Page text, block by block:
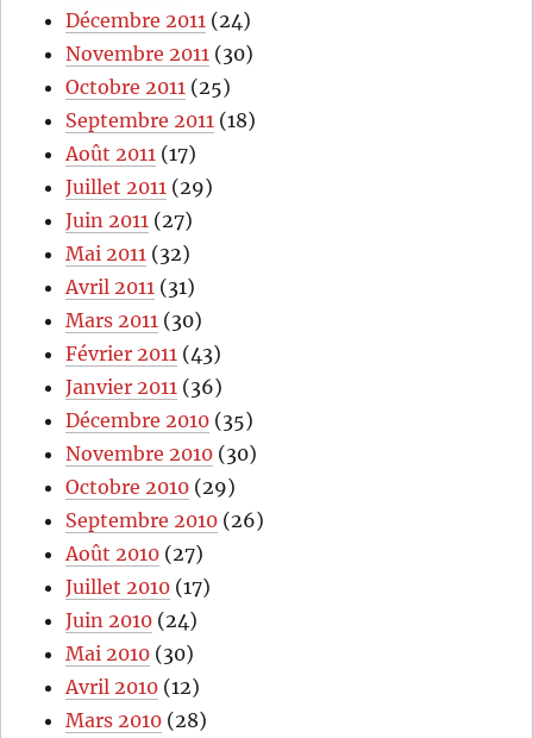
Décembre 2011 (24)
Novembre 2011 (30)
Octobre 2011 (25)
Septembre 2011 (18)
Août 2011 (17)
Juillet 2011 (29)
Juin 2011 (27)
Mai 2011 (32)
Avril 2011 (31)
Mars 2011 (30)
Février 2011 (43)
Janvier 2011 (36)
Décembre 2010 (35)
Novembre 2010 (30)
Octobre 2010 (29)
Septembre 2010 (26)
Août 2010 (27)
Juillet 2010 (17)
Juin 2010 (24)
Mai 2010 (30)
Avril 2010 (12)
Mars 2010 (28)